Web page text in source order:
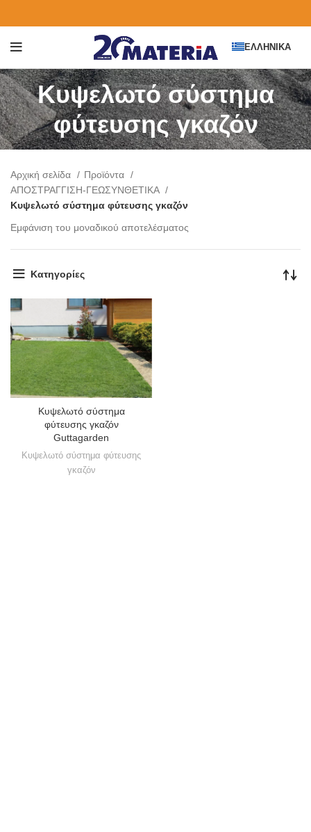
ΕΛΛΗΝΙΚΆ
Κυψελωτό σύστημα
φύτευσης γκαζόν
Αρχική σελίδα
Προϊόντα
ΑΠΟΣΤΡΑΓΓΙΣΗ-ΓΕΩΣΥΝΘΕΤΙΚΑ
Κυψελωτό σύστημα φύτευσης γκαζόν
Εμφάνιση του μοναδικού αποτελέσματος
Κατηγορίες
Κυψελωτό σύστημα
φύτευσης γκαζόν
Guttagarden
Κυψελωτό σύστημα φύτευσης
γκαζόν